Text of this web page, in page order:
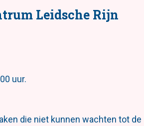
Leidsche Rijn
uur.
die niet kunnen wachten tot de